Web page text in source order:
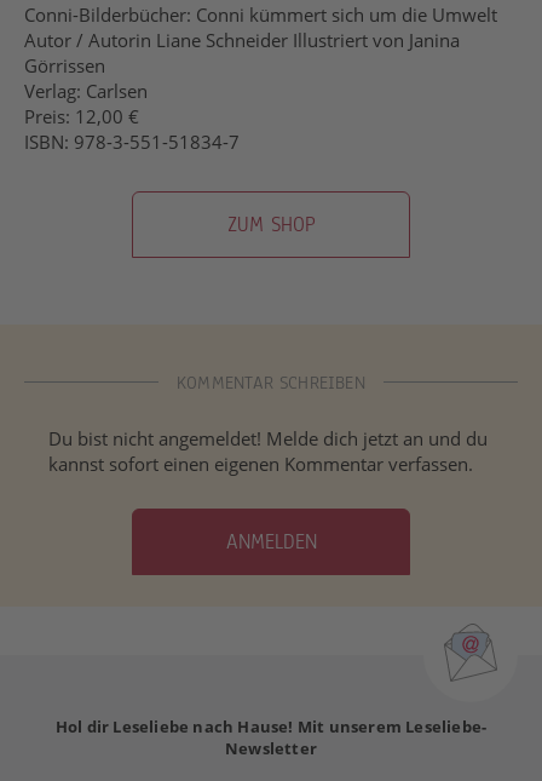
Conni-Bilderbücher: Conni kümmert sich um die Umwelt
Autor / Autorin Liane Schneider Illustriert von Janina
Görrissen
Verlag: Carlsen
Preis: 12,00 €
ISBN: 978-3-551-51834-7
ZUM SHOP
KOMMENTAR SCHREIBEN
Du bist nicht angemeldet! Melde dich jetzt an und du
kannst sofort einen eigenen Kommentar verfassen.
ANMELDEN
Hol dir Leseliebe nach Hause! Mit unserem Leseliebe-
Newsletter